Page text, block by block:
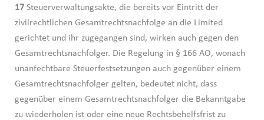
17Steuerverwaltungsakte, die bereits vor Eintritt der
zivilrechtlichen Gesamtrechtsnachfolge an die Limited
gerichtet und ihr zugegangen sind, wirken auch gegen den
Gesamtrechtsnachfolger. Die Regelung in § 166 AO, wonach
unanfechtbare Steuerfestsetzungen auch gegenüber einem
Gesamtrechtsnachfolger gelten, bedeutet nicht, dass
gegenüber einem Gesamtrechtsnachfolger die Bekanntgabe
zu wiederholen ist oder eine neue Rechtsbehelfsfrist zu